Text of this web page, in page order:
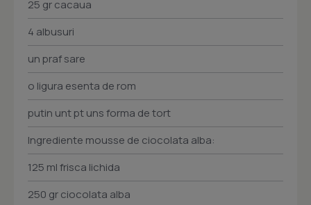
25 gr cacaua
4 albusuri
un praf sare
o ligura esenta de rom
putin unt pt uns forma de tort
Ingrediente mousse de ciocolata alba:
125 ml frisca lichida
250 gr ciocolata alba